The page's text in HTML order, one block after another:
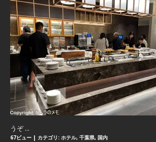
うぞ ...
67ビュー | カテゴリ: ホテル, 千葉県, 国内